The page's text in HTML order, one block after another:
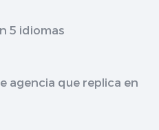
5 idiomas
agencia que replica en